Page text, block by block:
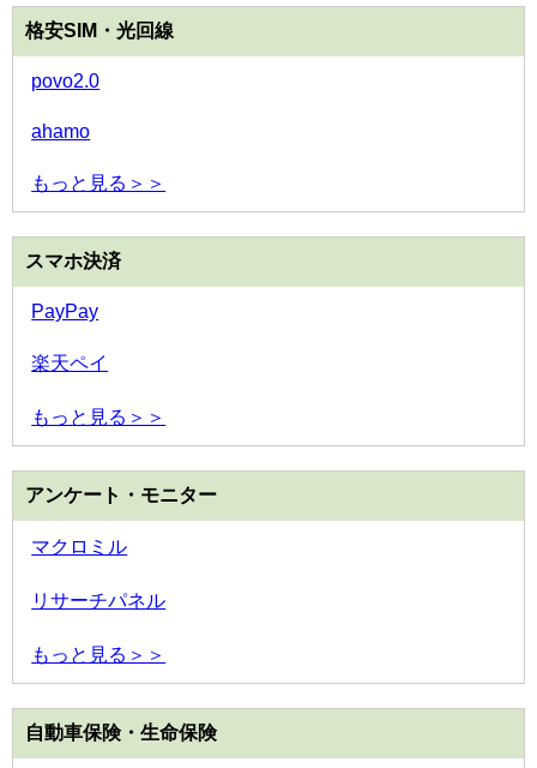
格安SIM・光回線
povo2.0
ahamo
もっと見る＞＞
スマホ決済
PayPay
楽天ペイ
もっと見る＞＞
アンケート・モニター
マクロミル
リサーチパネル
もっと見る＞＞
自動車保険・生命保険